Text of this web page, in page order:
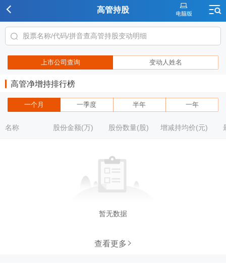
高管持股
上市公司查询 变动人姓名
高管净增持排行榜
一个月 一季度 半年 一年
名称 股份金额(万) 股份数量(股) 增减持均价(元)
暂无数据
查看更多